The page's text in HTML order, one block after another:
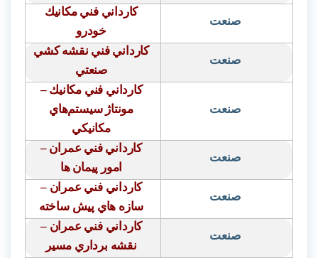
صنعت
كارداني فني مكانيك
خودرو
صنعت
كارداني فني نقشه كشي
صنعتي
صنعت
كارداني فني مكانيك –
مونتاژ سيستم‌هاي
مكانيكي
صنعت
كارداني فني عمران –
امور پيمان ها
صنعت
كارداني فني عمران–
سازه هاي پيش ساخته
صنعت
كارداني فني عمران–
نقشه برداري مسير